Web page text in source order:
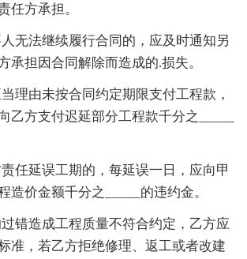
任方承担。
法继续履行合同的，应及时通知另
承担因合同解除而造成的.损失。
由未按合同约定期限支付工程款，
乙方支付迟延部分工程款千分之_____
延误工期的，每延误一日，应向甲
造价金额千分之_____的违约金。
造成工程质量不符合约定，乙方应
准，若乙方拒绝修理、返工或者改建